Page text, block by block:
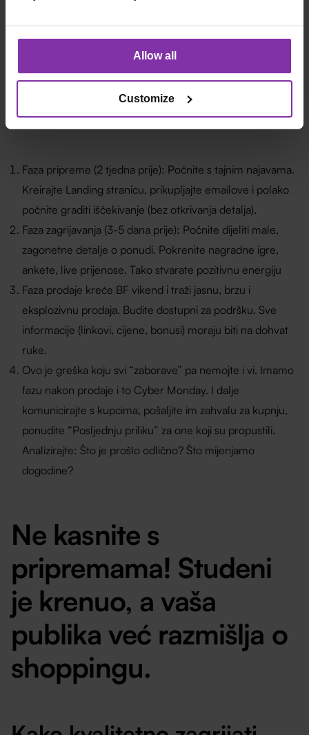
Allow all
Customize
Držimo se provjerenog
rasporeda
Pravi raspored je 50% uspjeha. Evo kako ja planiram
profitabilna Black Friday lansiranja sa svojim klijentima:
Faza pripreme (2 tjedna prije): Počnite s tajnim najavama.
Kreirajte Landing stranicu, prikupljajte emailove i polako
počnite graditi iščekivanje (bez otkrivanja detalja).
Faza zagrijavanja (3-5 dana prije): Počnite dijeliti male,
zagonetne detalje o ponudi. Pokrenite nagradne igre,
ankete, live prijenose. Tako stvarate pozitivnu energiju
Faza prodaje kreće BF vikend i traži jasnu, brzu i
eksplozivnu prodaja. Budite dostupni za podršku. Sve
informacije (linkovi, cijene, bonusi) moraju biti na dohvat
ruke.
Ovo je greška koju svi “zaborave” pa nemojte i vi. Imamo
fazu nakon prodaje i to Cyber Monday. I dalje
komunicirajte s kupcima, pošaljite im zahvalu za kupnju,
ponudite “Posljednju priliku” za one koji su propustili.
Analizirajte: Što je prošlo odlično? Što mijenjamo
dogodine?
Ne kasnite s
pripremama! Studeni
je krenuo, a vaša
publika već razmišlja o
shoppingu.